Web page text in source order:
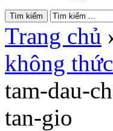
Trang chủ
không
tam-dau-
tan-gio